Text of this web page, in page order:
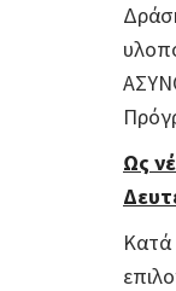
Ως
Κατά